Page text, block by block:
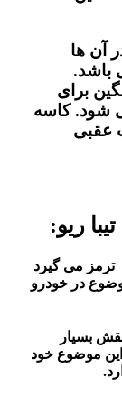
آن ها
باشد.
برای
شود. کاسه
عقبی
ریو:
ترمز می گیرد
در خودرو
بسیار
این موضوع خود